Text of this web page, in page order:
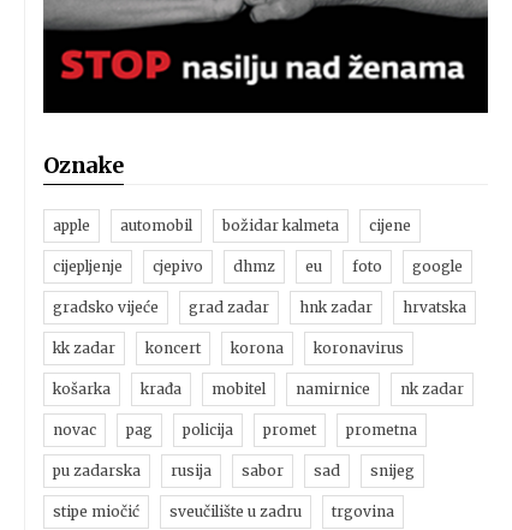
Oznake
apple automobil božidar kalmeta cijene
cijepljenje cjepivo dhmz eu foto google
gradsko vijeće grad zadar hnk zadar hrvatska
kk zadar koncert korona koronavirus
košarka krađa mobitel namirnice nk zadar
novac pag policija promet prometna
pu zadarska rusija sabor sad snijeg
stipe miočić sveučilište u zadru trgovina